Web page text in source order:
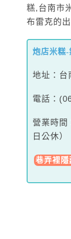
炮店米糕-
地址：台
電話：
營業時間
日公休）
巷弄裡隱